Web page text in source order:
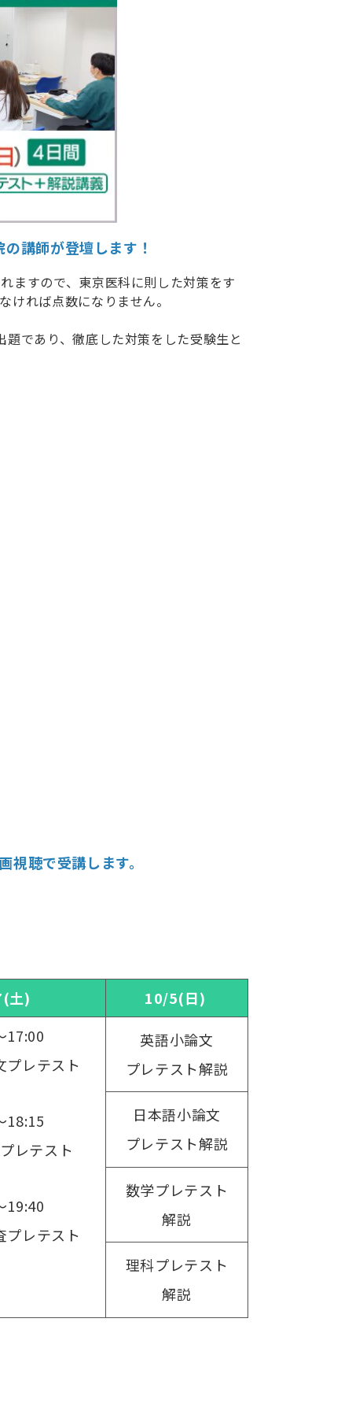
講師が登壇します！
ますので、東京医科に則した対策をす
ければ点数になりません。
であり、徹底した対策をした受験生と
聴で受講します。
土)
10/5(日)
17:00
プレテスト
18:15
レテスト
19:40
プレテスト
英語小論文
プレテスト解説
日本語小論文
プレテスト解説
数学プレテスト
解説
理科プレテスト
解説